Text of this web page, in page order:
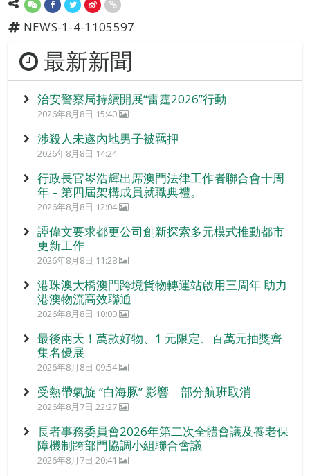
NEWS-1-4-1105597
最新新聞
治安警察局持續開展“雷霆2026”行動
2026年8月8日 15:40
涉殺人未遂內地男子被羈押
2026年8月8日 14:24
行政長官岑浩輝出席澳門法律工作者聯合會十周
年 – 第四屆架構成員就職典禮。
2026年8月8日 12:04
譚偉文要求都更公司創新探索多元模式推動都市
更新工作
2026年8月8日 11:28
港珠澳大橋澳門跨境貨物轉運站啟用三周年 助力
港澳物流高效聯通
2026年8月8日 10:00
最後兩天！萬款好物、1 元限定、百萬元抽獎齊
集名優展
2026年8月8日 09:54
受熱帶氣旋 “白海豚” 影響 部分航班取消
2026年8月7日 22:27
長者事務委員會2026年第二次全體會議及養老保
障機制跨部門協調小組聯合會議
2026年8月7日 20:41